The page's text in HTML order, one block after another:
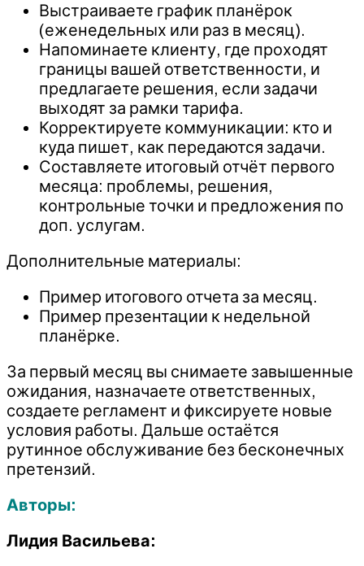
Выстраиваете график планёрок
(еженедельных или раз в месяц).
Напоминаете клиенту, где проходят
границы вашей ответственности, и
предлагаете решения, если задачи
выходят за рамки тарифа.
Корректируете коммуникации: кто и
куда пишет, как передаются задачи.
Составляете итоговый отчёт первого
месяца: проблемы, решения,
контрольные точки и предложения по
доп. услугам.
Дополнительные материалы:
Пример итогового отчета за месяц.
Пример презентации к недельной
планёрке.
За первый месяц вы снимаете завышенные
ожидания, назначаете ответственных,
создаете регламент и фиксируете новые
условия работы. Дальше остаётся
рутинное обслуживание без бесконечных
претензий.
Авторы:
Лидия Васильева: